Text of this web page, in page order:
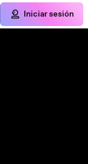
Iniciar sesión